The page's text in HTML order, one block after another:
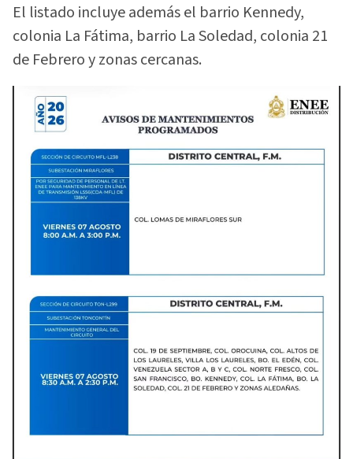
El listado incluye además el barrio Kennedy,
colonia La Fátima, barrio La Soledad, colonia 21
de Febrero y zonas cercanas.